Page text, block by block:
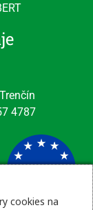
4787
cookies na